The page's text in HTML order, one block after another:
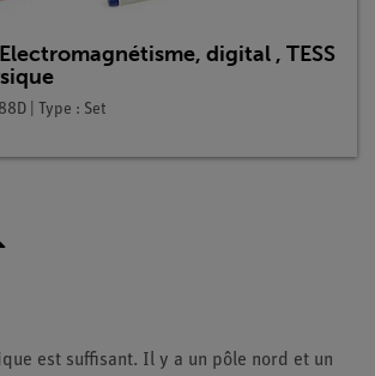
digital , TESS
| Type : Set
est suffisant. Il y a un pôle nord et un